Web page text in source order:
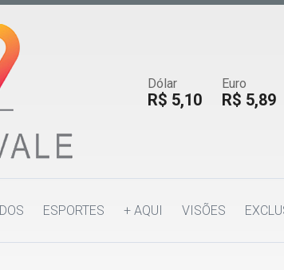
Dólar
R$ 5,10
Euro
R$ 5,89
ESPORTES + AQUI VISÕES